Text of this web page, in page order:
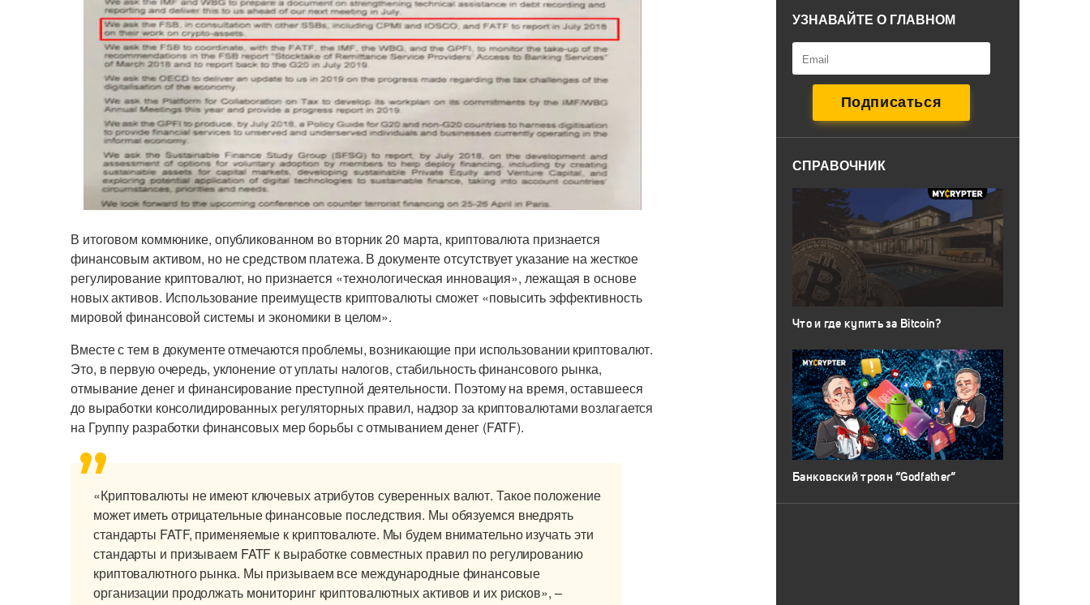
В итоговом коммюнике, опубликованном во вторник 20 марта, криптовалюта признается
финансовым активом, но не средством платежа. В документе отсутствует указание на жесткое
регулирование криптовалют, но признается «технологическая инновация», лежащая в основе
новых активов. Использование преимуществ криптовалюты сможет «повысить эффективность
мировой финансовой системы и экономики в целом».
Вместе с тем в документе отмечаются проблемы, возникающие при использовании криптовалют.
Это, в первую очередь, уклонение от уплаты налогов, стабильность финансового рынка,
отмывание денег и финансирование преступной деятельности. Поэтому на время, оставшееся
до выработки консолидированных регуляторных правил, надзор за криптовалютами возлагается
на Группу разработки финансовых мер борьбы с отмыванием денег (FATF).
«Криптовалюты не имеют ключевых атрибутов суверенных валют. Такое положение
может иметь отрицательные финансовые последствия. Мы обязуемся внедрять
стандарты FATF, применяемые к криптовалюте. Мы будем внимательно изучать эти
стандарты и призываем FATF к выработке совместных правил по регулированию
криптовалютного рынка. Мы призываем все международные финансовые
организации продолжать мониторинг криптовалютных активов и их рисков», –
УЗНАВАЙТЕ О ГЛАВНОМ
СПРАВОЧНИК
Что и где купить за Bitcoin?
Банковский троян “Godfather”